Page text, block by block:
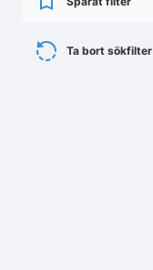
Ta bort sökfilter